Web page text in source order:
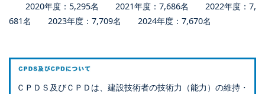
2020年度：5,295名 2021年度：7,686名 2022年度：7,
681名 2023年度：7,709名 2024年度：7,670名
ＣＰＤＳ及びＣＰＤは、建設技術者の技術力（能力）の維持・